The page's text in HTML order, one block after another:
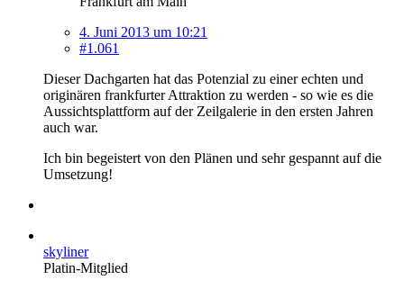
4. Juni 2013 um 10:21
#1.061
Dieser Dachgarten hat das Potenzial zu einer echten und
originären frankfurter Attraktion zu werden - so wie es die
Aussichtsplattform auf der Zeilgalerie in den ersten Jahren
auch war.
Ich bin begeistert von den Plänen und sehr gespannt auf die
Umsetzung!
skyliner
Platin-Mitglied